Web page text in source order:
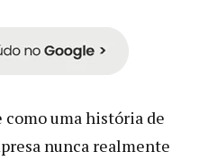
uma história de
nunca realmente